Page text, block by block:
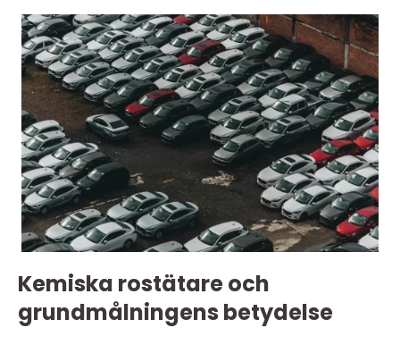
Kemiska rostätare och
grundmålningens betydelse